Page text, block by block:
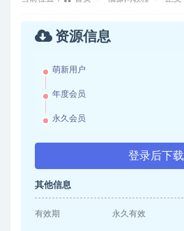
资源信息
萌新用户
年度会员
永久会员
登录后下载
其他信息
有效期 永久有效